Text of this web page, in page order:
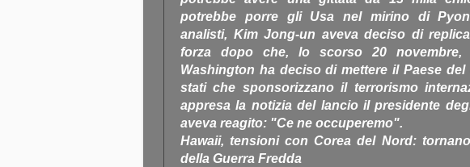
potrebbe porre gli Usa nel mirino di
analisti, Kim Jong-un aveva deciso di
forza dopo che, lo scorso 20 novembre,
Washington ha deciso di mettere il Paese
stati che sponsorizzano il terrorismo
appresa la notizia del lancio il presidente
aveva reagito: "Ce ne occuperemo".
Hawaii, tensioni con Corea del Nord:
della Guerra Fredda